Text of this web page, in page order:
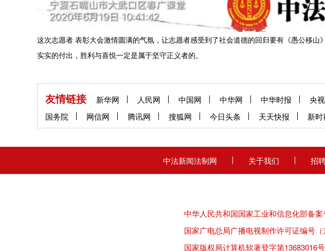
这次志愿者 表彰大会激情圆满的气氛，让志愿者感受到了社会道德的回归要有《愚公移山
实实的付出，胜利与喜悦一定是属于坚守正义者的。
友情链接 新华网 人民网 中国网 中华网 中华时报 央
国务院
网信网 腾讯网 搜狐网 今日头条 天天快报 新时
中法新闻法制网 关于我们 招
中华人民共和国国家工业和信息化部备案
国家广电总局广播电视制作许可证编号
国家版权局计算机软著登字第13683016号